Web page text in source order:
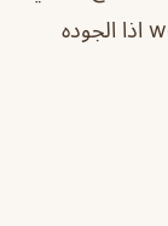
قهوتهم لذيذه جدا يستخدمون قهوة woods اذا الجوده